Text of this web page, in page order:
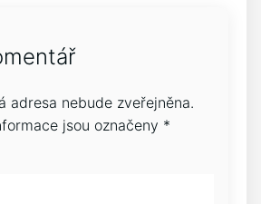
adresa nebude zveřejněna.
jsou označeny *